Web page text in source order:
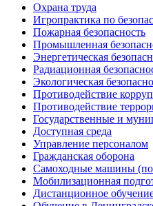
Охрана труда
Игропрактика по
Пожарная безопасность
Промышленная
Энергетическая
Радиационная
Экологическая
Противодействие
Противодействие
Государственные и
Доступная среда
Управление персоналом
Гражданская оборона
Самоходные машины
Мобилизационная
Дистанционное